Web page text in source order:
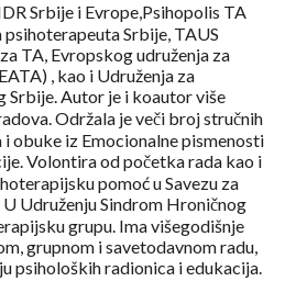
Srbije i Evrope,Psihopolis TA
psihoterapeuta Srbije, TAUS
TA, Evropskog udruženja za
, kao i Udruženja za
Srbije. Autor je i koautor više
Održala je veči broj stručnih
obuke iz Emocionalne pismenosti
Volontira od početka rada kao i
pomoć u Savezu za
Udruženju Sindrom Hroničnog
grupu. Ima višegodišnje
grupnom i savetodavnom radu,
psiholoških radionica i edukacija.